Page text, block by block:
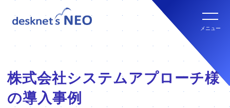
メニュー
クラウド版の特長
クラウド版・パッケージ版比較
全文検索システム Neuron ES new
連携ツール
パッケージ版ライセンス価格
株式会社システムアプローチ様
の導入事例